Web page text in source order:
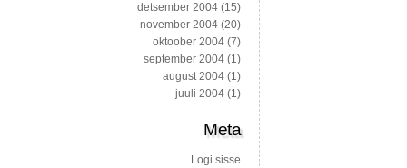
detsember 2004 (15)
november 2004 (20)
oktoober 2004 (7)
september 2004 (1)
august 2004 (1)
juuli 2004 (1)
Meta
Logi sisse